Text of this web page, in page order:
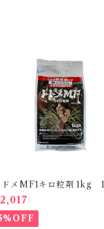
ドメMF1キロ粒剤 1kg